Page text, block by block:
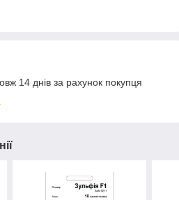
14 днів за рахунок покупця